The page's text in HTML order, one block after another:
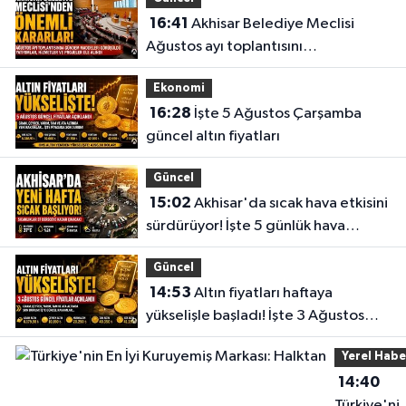
16:41
Ağustos ayı toplantısını
gerçekleştirdi
Ekonomi
16:28
güncel altın fiyatları
Güncel
15:02
sürdürüyor! İşte 5 günlük hava
durumu
Güncel
14:53
yükselişle başladı! İşte 3 Ağustos
güncel fiyatlar
Yerel
14:40